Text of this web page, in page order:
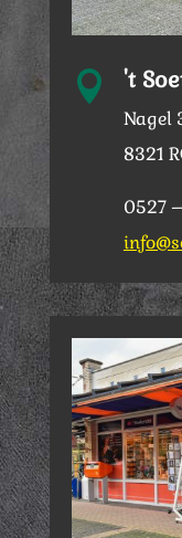
 't
Nagel
8321
0527